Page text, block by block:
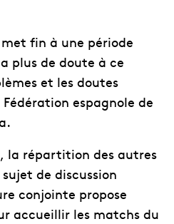
met fin à une période
plus de doute à ce
et les doutes
espagnole de
la répartition des autres
de discussion
conjointe propose
accueillir les matchs du